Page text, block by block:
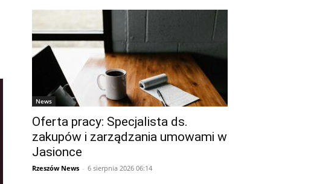
News
Oferta pracy: Specjalista ds.
zakupów i zarządzania umowami w
Jasionce
Rzeszów News - 6 sierpnia 2026 06:14